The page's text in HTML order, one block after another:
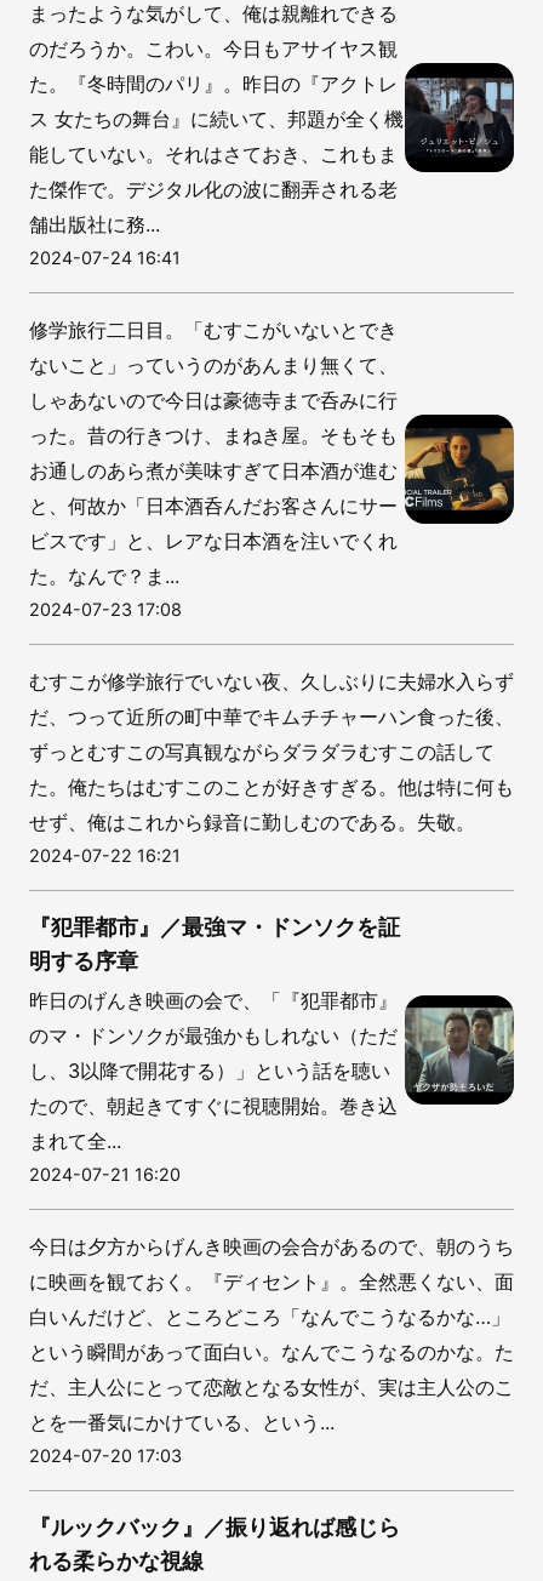
まったような気がして、俺は親離れできる
のだろうか。こわい。今日もアサイヤス観
た。『冬時間のパリ』。昨日の『アクトレ
ス 女たちの舞台』に続いて、邦題が全く機
能していない。それはさておき、これもま
た傑作で。デジタル化の波に翻弄される老
舗出版社に務...
2024-07-24 16:41
修学旅行二日目。「むすこがいないとでき
ないこと」っていうのがあんまり無くて、
しゃあないので今日は豪徳寺まで呑みに行
った。昔の行きつけ、まねき屋。そもそも
お通しのあら煮が美味すぎて日本酒が進む
と、何故か「日本酒呑んだお客さんにサー
ビスです」と、レアな日本酒を注いでくれ
た。なんで？ま...
2024-07-23 17:08
むすこが修学旅行でいない夜、久しぶりに夫婦水入らず
だ、つって近所の町中華でキムチチャーハン食った後、
ずっとむすこの写真観ながらダラダラむすこの話して
た。俺たちはむすこのことが好きすぎる。他は特に何も
せず、俺はこれから録音に勤しむのである。失敬。
2024-07-22 16:21
『犯罪都市』／最強マ・ドンソクを証
明する序章
昨日のげんき映画の会で、「『犯罪都市』
のマ・ドンソクが最強かもしれない（ただ
し、3以降で開花する）」という話を聴い
たので、朝起きてすぐに視聴開始。巻き込
まれて全...
2024-07-21 16:20
今日は夕方からげんき映画の会合があるので、朝のうち
に映画を観ておく。『ディセント』。全然悪くない、面
白いんだけど、ところどころ「なんでこうなるかな…」
という瞬間があって面白い。なんでこうなるのかな。た
だ、主人公にとって恋敵となる女性が、実は主人公のこ
とを一番気にかけている、という...
2024-07-20 17:03
『ルックバック』／振り返れば感じら
れる柔らかな視線